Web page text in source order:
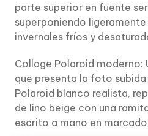
parte superior en fuente
superponiendo
invernales fríos y
Collage Polaroid moderno:
que presenta la foto
Polaroid blanco realista,
de lino beige con una
escrito a mano en